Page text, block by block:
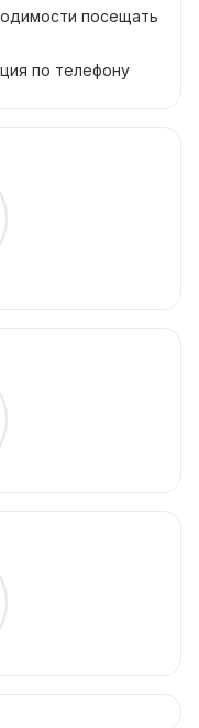
посещать
по телефону